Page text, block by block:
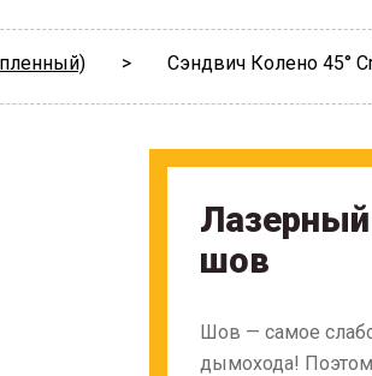
> Сэндвич Колено 45°
Лазерный
шов
Шов — самое
дымохода!